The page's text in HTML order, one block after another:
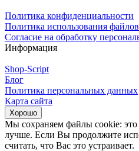
Политика конфиденциальности
Политика использования
Согласие на обработку
Информация
Shop-Script
Блог
Политика персональных данных
Карта сайта
Хорошо
Мы сохраняем файлы cookie: это
лучше. Если Вы продолжите
считать, что Вас это устраивает.